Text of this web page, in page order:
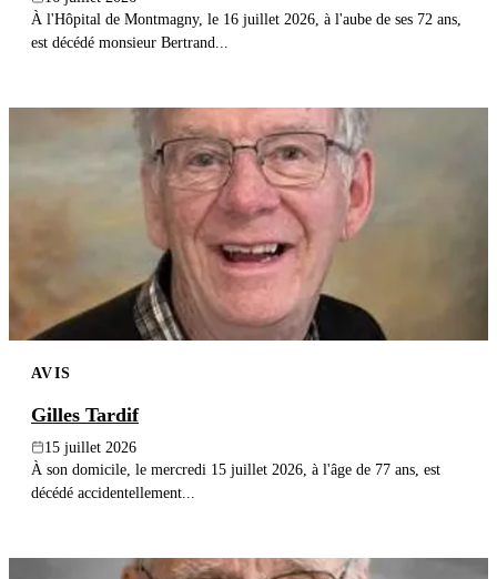
À l'Hôpital de Montmagny, le 16 juillet 2026, à l'aube de ses 72 ans,
est décédé monsieur Bertrand...
AVIS
Gilles Tardif
15 juillet 2026
À son domicile, le mercredi 15 juillet 2026, à l'âge de 77 ans, est
décédé accidentellement...